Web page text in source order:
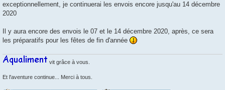
exceptionnellement, je continuerai les envois encore jusqu'au 14 décembre
2020
Il y aura encore des envois le 07 et le 14 décembre 2020, après, ce sera
les préparatifs pour les fêtes de fin d'année
vit grâce à vous.
Et l'aventure continue... Merci à tous.